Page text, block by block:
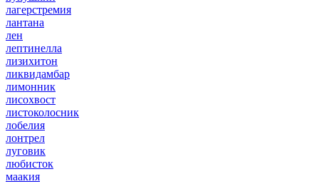
лагерстремия
лантана
лен
лептинелла
лизихитон
ликвидамбар
лимонник
лисохвост
листоколосник
лобелия
лонтрел
луговик
любисток
маакия